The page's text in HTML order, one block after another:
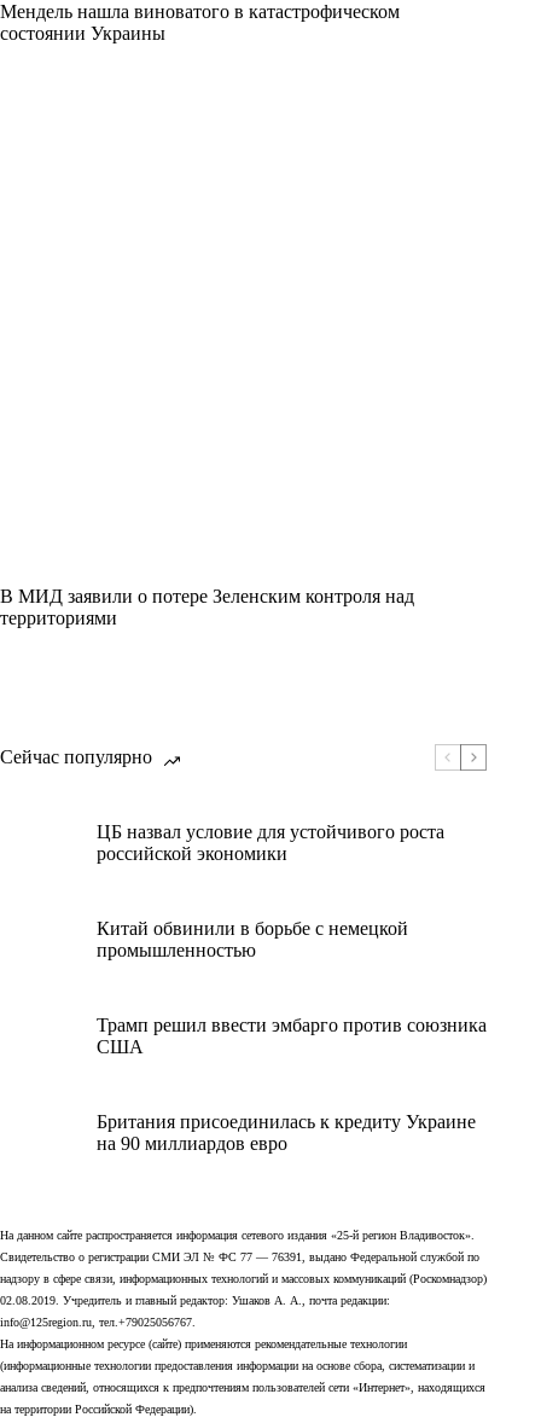
Мендель нашла виноватого в катастрофическом
состоянии Украины
В МИД заявили о потере Зеленским контроля над
территориями
Сейчас популярно
ЦБ назвал условие для устойчивого роста
российской экономики
Китай обвинили в борьбе с немецкой
промышленностью
Трамп решил ввести эмбарго против союзника
США
Британия присоединилась к кредиту Украине
на 90 миллиардов евро
На данном сайте распространяется информация сетевого издания «25-й регион Владивосток».
Свидетельство о регистрации СМИ ЭЛ № ФС 77 — 76391, выдано Федеральной службой по
надзору в сфере связи, информационных технологий и массовых коммуникаций (Роскомнадзор)
02.08.2019. Учредитель и главный редактор: Ушаков А. А., почта редакции:
info@125region.ru, тел.+79025056767.
На информационном ресурсе (сайте) применяются рекомендательные технологии
(информационные технологии предоставления информации на основе сбора, систематизации и
анализа сведений, относящихся к предпочтениям пользователей сети «Интернет», находящихся
на территории Российской Федерации).